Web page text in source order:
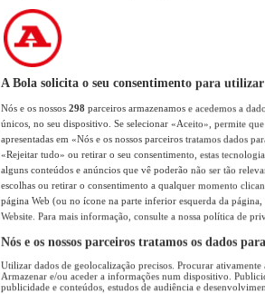
A Bola solicita o seu consentimento para utilizar
Nós e os nossos 298 parceiros armazenamos e acedemos a
únicos, no seu dispositivo. Se selecionar «Aceito», permite
apresentadas em «Nós e os nossos parceiros tratamos dados
«Rejeitar tudo» ou retirar o seu consentimento, estas
alguns conteúdos e anúncios que vê poderão não ser tão
escolhas ou retirar o consentimento a qualquer momento
página Web (ou no ícone na parte inferior esquerda da página,
Website. Para mais informação, consulte a nossa política de
Nós e os nossos parceiros tratamos os dados
Utilizar dados de geolocalização precisos. Procurar
Armazenar e/ou aceder a informações num dispositivo.
publicidade e conteúdos, estudos de audiência e